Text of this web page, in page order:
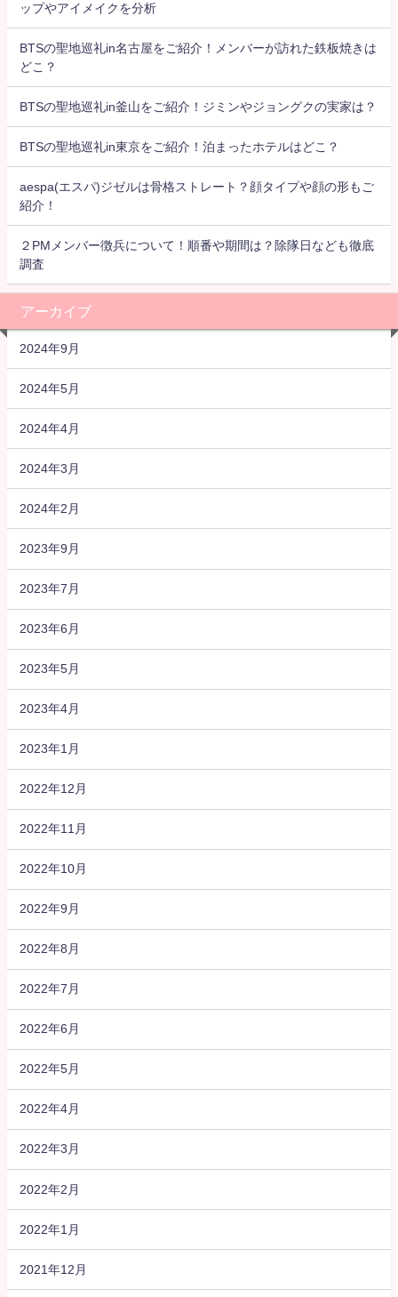
ップやアイメイクを分析
BTSの聖地巡礼in名古屋をご紹介！メンバーが訪れた鉄板焼きは
どこ？
BTSの聖地巡礼in釜山をご紹介！ジミンやジョングクの実家は？
BTSの聖地巡礼in東京をご紹介！泊まったホテルはどこ？
aespa(エスパ)ジゼルは骨格ストレート？顔タイプや顔の形もご
紹介！
２PMメンバー徴兵について！順番や期間は？除隊日なども徹底
調査
アーカイブ
2024年9月
2024年5月
2024年4月
2024年3月
2024年2月
2023年9月
2023年7月
2023年6月
2023年5月
2023年4月
2023年1月
2022年12月
2022年11月
2022年10月
2022年9月
2022年8月
2022年7月
2022年6月
2022年5月
2022年4月
2022年3月
2022年2月
2022年1月
2021年12月